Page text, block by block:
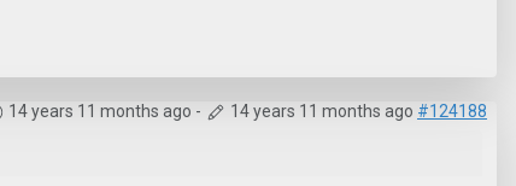
14 years 11 months ago - 14 years 11 months ago #124188